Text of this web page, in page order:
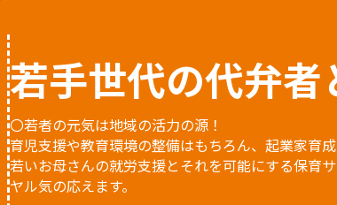
若手世代の代弁者
〇若者の元気は地域の活力の源！
育児支援や教育環境の整備はもちろん、起業家育
若いお母さんの就労支援とそれを可能にする保育
ヤル気の応えます。